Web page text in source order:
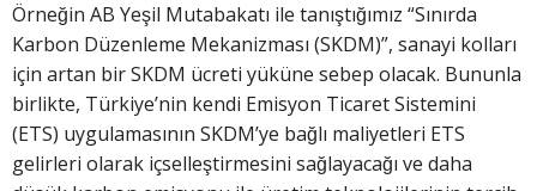
Örneğin AB Yeşil Mutabakatı ile tanıştığımız “Sınırda
Karbon Düzenleme Mekanizması (SKDM)”, sanayi kolları
için artan bir SKDM ücreti yüküne sebep olacak. Bununla
birlikte, Türkiye’nin kendi Emisyon Ticaret Sistemini
(ETS) uygulamasının SKDM’ye bağlı maliyetleri ETS
gelirleri olarak içselleştirmesini sağlayacağı ve daha